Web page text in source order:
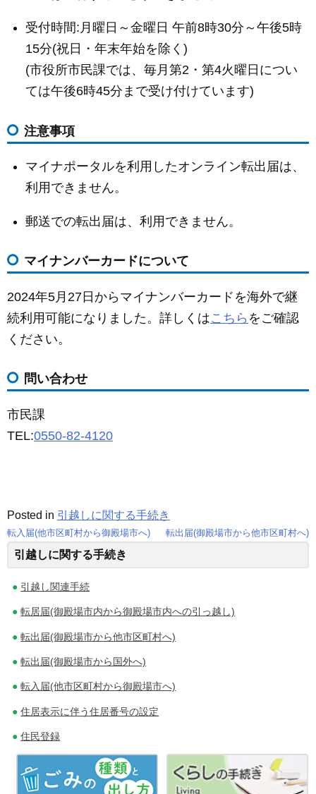
受付時間:月曜日～金曜日 午前8時30分～午後5時
15分(祝日・年末年始を除く)
(市役所市民課では、毎月第2・第4火曜日につい
ては午後6時45分まで受け付けています)
注意事項
マイナポータルを利用したオンライン転出届は、
利用できません。
郵送での転出届は、利用できません。
マイナンバーカードについて
2024年5月27日からマイナンバーカードを海外で継
続利用可能になりました。詳しくはこちら をご確認
ください。
問い合わせ
市民課
TEL:0550-82-4120
Posted in 引越しに関する手続き
投
ー
シ
ョ
転入届(他市区町村から御殿場市へ) 転出届(御殿場市から他市区町村へ)
引越しに関する手続き
引越し関連手続
転居届(御殿場市内から御殿場市内への引っ越し)
転出届(御殿場市から他市区町村へ)
転出届(御殿場市から国外へ)
転入届(他市区町村から御殿場市へ)
住居表示に伴う住居番号の設定
住民登録